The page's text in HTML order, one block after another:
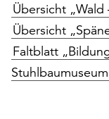
Übersicht „Wald
Übersicht
Faltblatt